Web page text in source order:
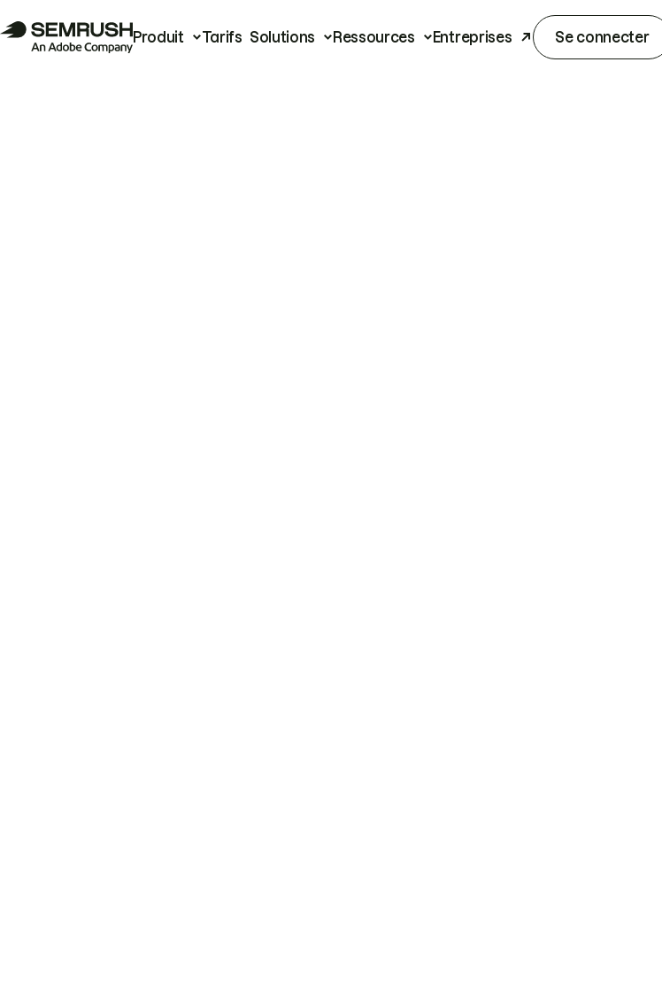
Produit Tarifs Solutions Ressources Entreprises Se connecter